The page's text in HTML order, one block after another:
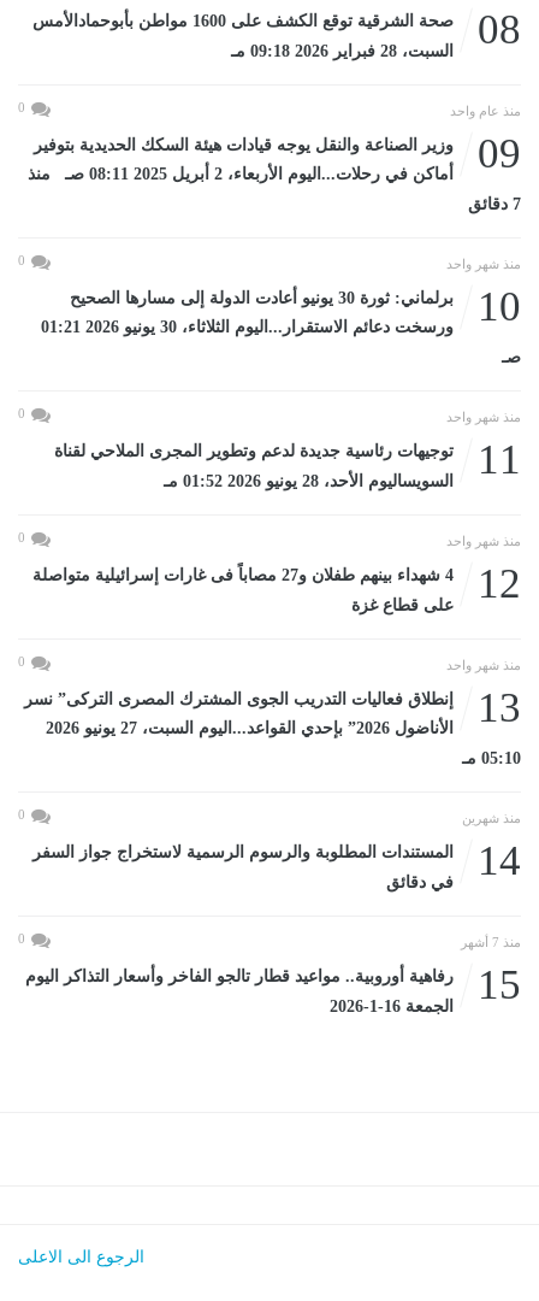
08
صحة الشرقية توقع الكشف على 1600 مواطن بأبوحمادالأمس
السبت، 28 فبراير 2026 09:18 مـ
منذ عام واحد 0
09
وزير الصناعة والنقل يوجه قيادات هيئة السكك الحديدية بتوفير
أماكن في رحلات...اليوم الأربعاء، 2 أبريل 2025 08:11 صـ منذ
7 دقائق
منذ شهر واحد 0
10
برلماني: ثورة 30 يونيو أعادت الدولة إلى مسارها الصحيح
ورسخت دعائم الاستقرار...اليوم الثلاثاء، 30 يونيو 2026 01:21
صـ
منذ شهر واحد 0
11
توجيهات رئاسية جديدة لدعم وتطوير المجرى الملاحي لقناة
السويساليوم الأحد، 28 يونيو 2026 01:52 مـ
منذ شهر واحد 0
12
4 شهداء بينهم طفلان و27 مصاباً فى غارات إسرائيلية متواصلة
على قطاع غزة
منذ شهر واحد 0
13
إنطلاق فعاليات التدريب الجوى المشترك المصرى التركى” نسر
الأناضول 2026” بإحدي القواعد...اليوم السبت، 27 يونيو 2026
05:10 مـ
منذ شهرين 0
14
المستندات المطلوبة والرسوم الرسمية لاستخراج جواز السفر
في دقائق
منذ 7 أشهر 0
15
رفاهية أوروبية.. مواعيد قطار تالجو الفاخر وأسعار التذاكر اليوم
الجمعة 16-1-2026
الرجوع الى الاعلى